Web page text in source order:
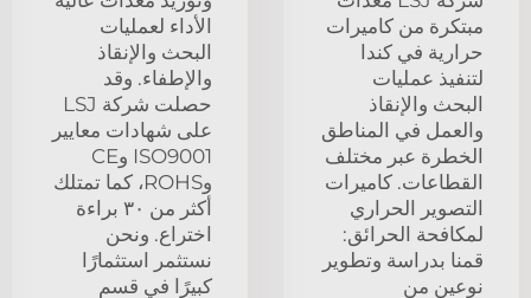
مبتكرة من كاميرات
حرارية في كندا
لتنفيذ عمليات
البحث والإنقاذ
والعمل في المناطق
الخطرة عبر مختلف
القطاعات. كاميرات
التصوير الحراري
لمكافحة الحرائق:
قمنا بدراسة وتطوير
نوعين من
الأداء لعمليات
البحث والإنقاذ
والإطفاء. وقد
حصلت شركة LSJ
على شهادات معايير
ISO9001 وCE
وROHS، كما تمتلك
أكثر من ٣٠ براءة
اختراع. ونحن
نستثمر استثمارًا
كبيرًا في قسم